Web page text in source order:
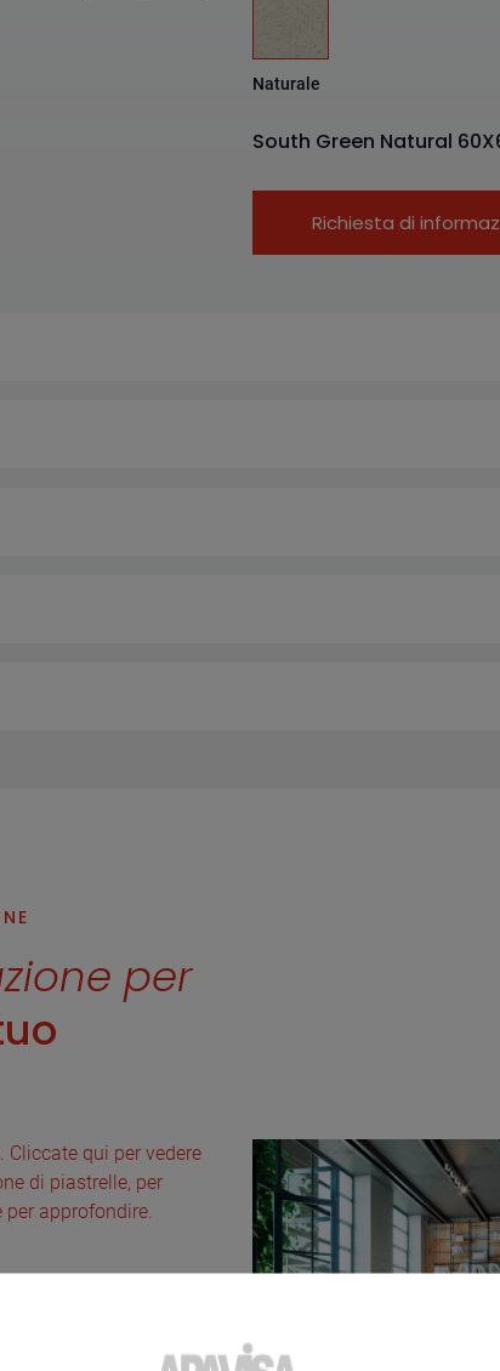
Naturale
South Green Natural
Richiesta di
per
qui per vedere
di piastrelle, per
approfondire.